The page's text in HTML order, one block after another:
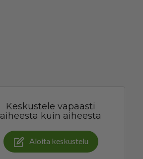
Keskustele vapaasti
aiheesta kuin aiheesta
Aloita keskustelu